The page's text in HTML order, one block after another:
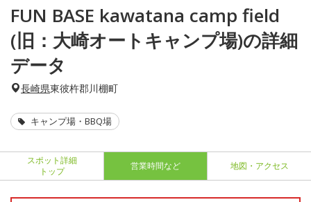
FUN BASE kawatana camp field
(旧：大崎オートキャンプ場)の詳細
データ
長崎県東彼杵郡川棚町
キャンプ場・BBQ場
スポット詳細
トップ
営業時間など 地図・アクセス